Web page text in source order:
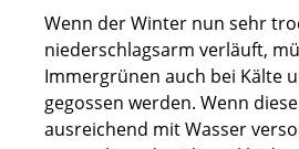
Wenn der Winter nun sehr
niederschlagsarm verläuft,
Immergrünen auch bei Kälte
gegossen werden. Wenn
ausreichend mit Wasser